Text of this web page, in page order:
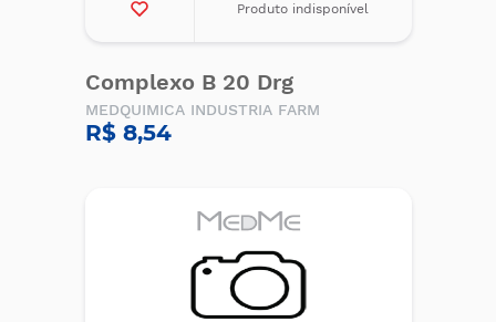
Produto indisponível
Complexo B 20 Drg
MEDQUIMICA INDUSTRIA FARM
R$ 8,54